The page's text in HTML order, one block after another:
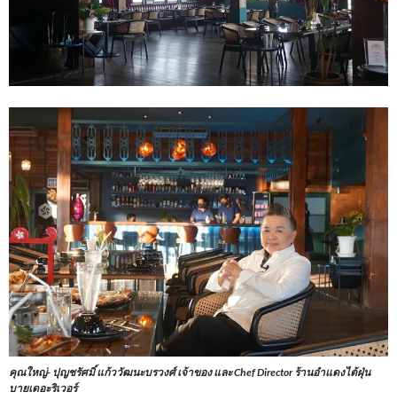
คุณใหญ่- ปุญชรัศมิ์ แก้ววัฒนะบรวงศ์ เจ้าของ และ Chef Director ร้านอำแดงไต้ฝุ่น
บายเดอะริเวอร์